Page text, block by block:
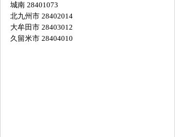
城南 28401073
北九州市 28402014
大牟田市 28403012
久留米市 28404010